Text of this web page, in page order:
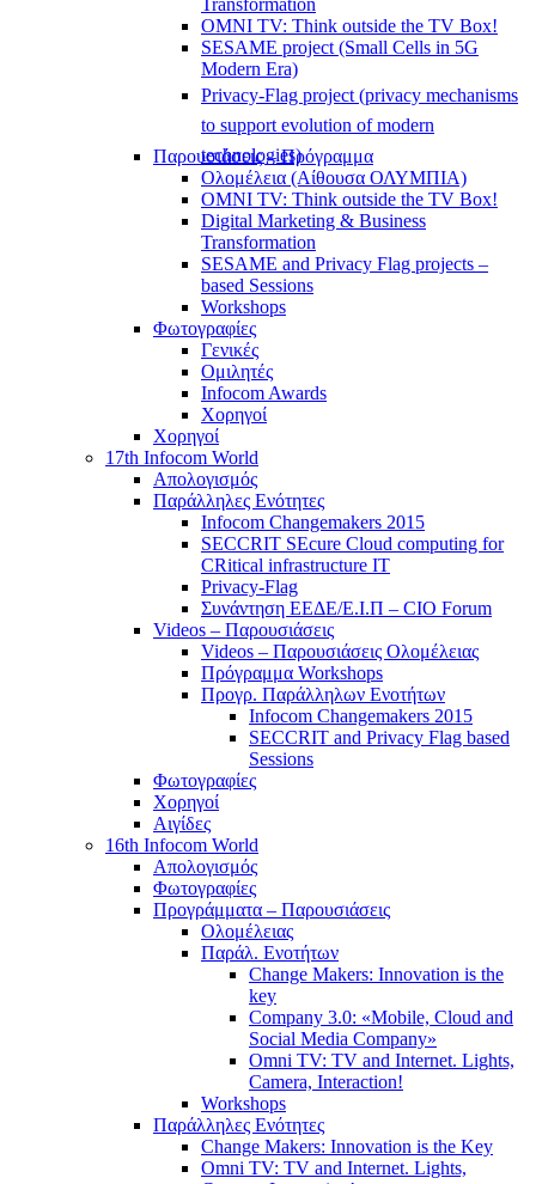
Transformation
OMNI TV: Think outside the TV Box!
SESAME project (Small Cells in 5G
Modern Era)
Privacy-Flag project (privacy mechanisms
to support evolution of modern
technologies)
Παρουσιάσεις – Πρόγραμμα
Ολομέλεια (Αίθουσα ΟΛΥΜΠΙΑ)
OMNI TV: Think outside the TV Box!
Digital Marketing & Business
Transformation
SESAME and Privacy Flag projects –
based Sessions
Workshops
Φωτογραφίες
Γενικές
Ομιλητές
Infocom Awards
Χορηγοί
Χορηγοί
17th Infocom World
Απολογισμός
Παράλληλες Ενότητες
Infocom Changemakers 2015
SECCRIT SEcure Cloud computing for
CRitical infrastructure IT
Privacy-Flag
Συνάντηση ΕΕΔΕ/Ε.Ι.Π – CIO Forum
Videos – Παρουσιάσεις
Videos – Παρουσιάσεις Ολομέλειας
Πρόγραμμα Workshops
Προγρ. Παράλληλων Ενοτήτων
Infocom Changemakers 2015
SECCRIT and Privacy Flag based
Sessions
Φωτογραφίες
Χορηγοί
Αιγίδες
16th Infocom World
Απολογισμός
Φωτογραφίες
Προγράμματα – Παρουσιάσεις
Ολομέλειας
Παράλ. Ενοτήτων
Change Makers: Innovation is the
key
Company 3.0: «Mobile, Cloud and
Social Media Company»
Omni TV: TV and Internet. Lights,
Camera, Interaction!
Workshops
Παράλληλες Ενότητες
Change Makers: Innovation is the Key
Omni TV: TV and Internet. Lights,